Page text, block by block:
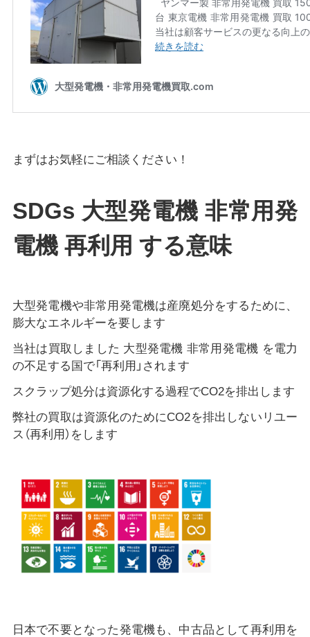
まずはお気軽にご相談ください！
SDGs 大型発電機 非常用発
電機 再利用 する意味
大型発電機や非常用発電機は産廃処分をするために、
膨大なエネルギーを要します
当社は買取しました 大型発電機 非常用発電機 を電力
の不足する国で「再利用」されます
スクラップ処分は資源化する過程でCO2を排出します
弊社の買取は資源化のためにCO2を排出しないリユー
ス（再利用）をします
日本で不要となった発電機も、中古品として再利用を